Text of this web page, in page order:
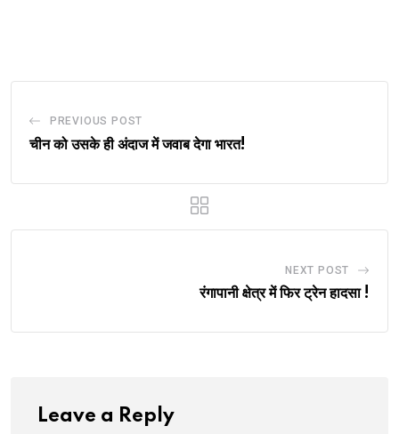
PREVIOUS POST
चीन को उसके ही अंदाज में जवाब देगा भारत!
NEXT POST
रंगापानी क्षेत्र में फिर ट्रेन हादसा !
Leave a Reply